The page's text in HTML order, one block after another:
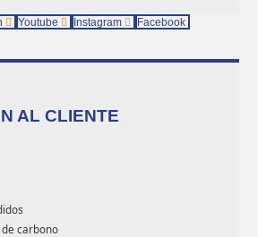
Youtube Instagram Facebook
AL CLIENTE
carbono